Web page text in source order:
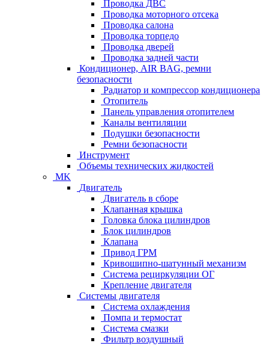
Проводка ДВС
Проводка моторного отсека
Проводка салона
Проводка торпедо
Проводка дверей
Проводка задней части
Кондиционер, AIR BAG, ремни
безопасности
Радиатор и компрессор кондиционера
Отопитель
Панель управления отопителем
Каналы вентиляции
Подушки безопасности
Ремни безопасности
Инструмент
Объемы технических жидкостей
MK
Двигатель
Двигатель в сборе
Клапанная крышка
Головка блока цилиндров
Блок цилиндров
Клапана
Привод ГРМ
Кривошипно-шатунный механизм
Система рециркуляции ОГ
Крепление двигателя
Системы двигателя
Система охлаждения
Помпа и термостат
Система смазки
Фильтр воздушный